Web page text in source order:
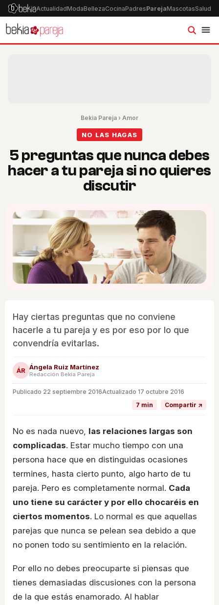
ActualidadModaBellezaCocinaPadresParejaMascotasSalud
Bekia Pareja › Amor
NO LAS HAGAS
5 preguntas que nunca debes
hacer a tu pareja si no quieres
discutir
Hay ciertas preguntas que no conviene
hacerle a tu pareja y es por eso por lo que
convendría evitarlas.
ÁR Ángela Ruiz Martínez
Redacción Bekia Pareja
Publicado 22 septiembre 2016Actualizado 17 octubre 2016
7 min
Compartir ↗
No es nada nuevo, las relaciones largas son
complicadas. Estar mucho tiempo con una
persona hace que en distinguidas ocasiones
termines, hasta cierto punto, algo harto de tu
pareja. Pero es completamente normal. Cada
uno tiene su carácter y por ello chocaréis en
ciertos momentos. Lo normal es que aquellas
parejas que nunca se pelean sea debido a que
no ponen todo su sentimiento en la relación.
Por ello no debes preocuparte si piensas que
tienes demasiadas discusiones con la persona
de la que estás enamorado. Al hablar